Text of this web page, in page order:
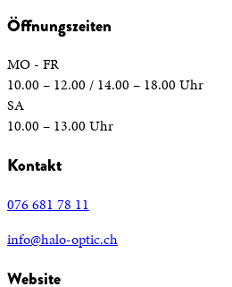
Öffnungszeiten
MO - FR
10.00 – 12.00 / 14.00 – 18.00 Uhr
SA
10.00 – 13.00 Uhr
Kontakt
076 681 78 11
info@halo-optic.ch
Website